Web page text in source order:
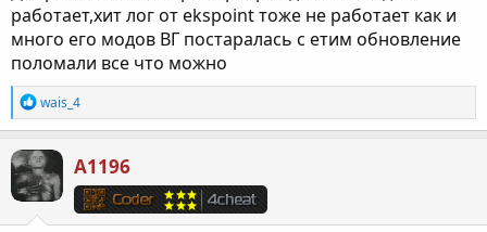
работает,хит лог от ekspoint тоже не работает как и
много его модов ВГ постаралась с етим обновление
поломали все что можно
Р
е
а
к
ц
и
и
:
wais_4
A1196